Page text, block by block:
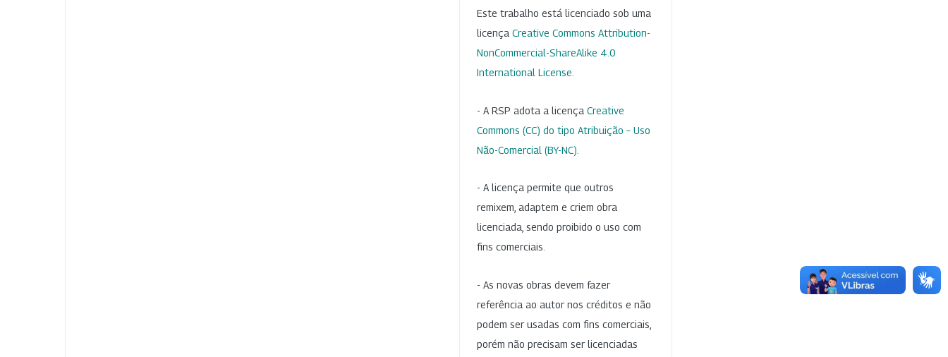
Este trabalho está licenciado sob uma
licença Creative Commons Attribution-
NonCommercial-ShareAlike 4.0
International License
- A RSP adota a licença Creative
Commons (CC) do tipo Atribuição – Uso
Não-Comercial (BY-NC)
- A licença permite que outros
remixem, adaptem e criem obra
licenciada, sendo proibido o uso com
fins comerciais.
- As novas obras devem fazer
referência ao autor nos créditos e não
podem ser usadas com fins comerciais,
porém não precisam ser licenciadas